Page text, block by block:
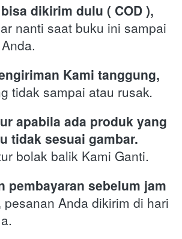
dikirim dulu ( COD ),
nanti saat buku ini sampai
Kami tanggung,
tidak sampai atau rusak.
apabila ada produk yang
tidak sesuai gambar.
bolak balik Kami Ganti.
pembayaran sebelum jam
pesanan Anda dikirim di hari